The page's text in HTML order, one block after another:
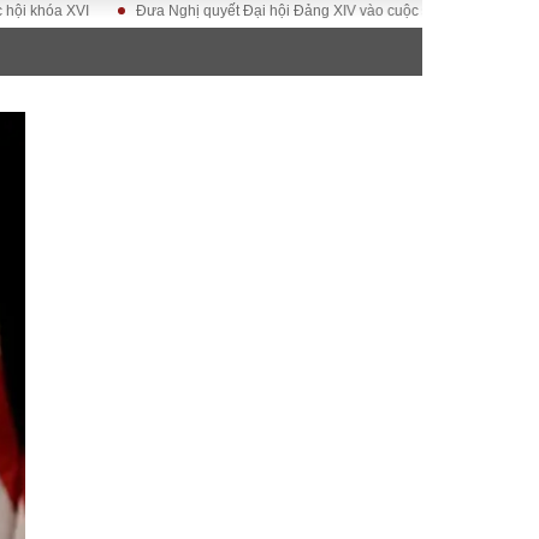
– Đô thị
Đưa Nghị quyết Đại hội Đảng XIV vào cuộc sống